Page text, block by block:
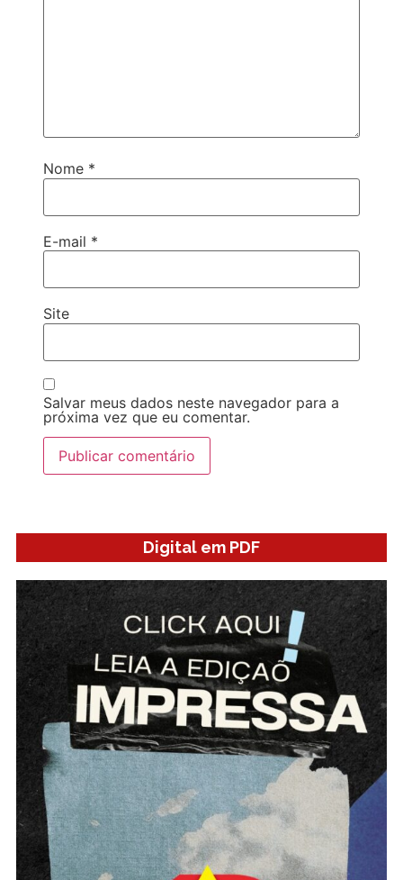
Nome *
E-mail *
Site
Salvar meus dados neste navegador para a
próxima vez que eu comentar.
Digital em PDF